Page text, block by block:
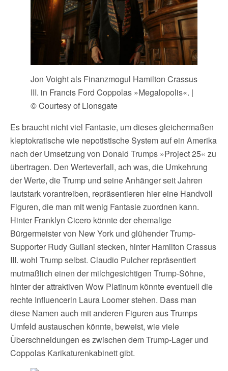
Jon Voight als Finanzmogul Hamilton Crassus
III. in Francis Ford Coppolas »Megalopolis«. |
© Courtesy of Lionsgate
Es braucht nicht viel Fantasie, um dieses gleichermaßen
kleptokratische wie nepotistische System auf ein Amerika
nach der Umsetzung von Donald Trumps »Project 25« zu
übertragen. Den Werteverfall, ach was, die Umkehrung
der Werte, die Trump und seine Anhänger seit Jahren
lautstark vorantreiben, repräsentieren hier eine Handvoll
Figuren, die man mit wenig Fantasie zuordnen kann.
Hinter Franklyn Cicero könnte der ehemalige
Bürgermeister von New York und glühender Trump-
Supporter Rudy Guliani stecken, hinter Hamilton Crassus
III. wohl Trump selbst. Claudio Pulcher repräsentiert
mutmaßlich einen der milchgesichtigen Trump-Söhne,
hinter der attraktiven Wow Platinum könnte eventuell die
rechte Influencerin Laura Loomer stehen. Dass man
diese Namen auch mit anderen Figuren aus Trumps
Umfeld austauschen könnte, beweist, wie viele
Überschneidungen es zwischen dem Trump-Lager und
Coppolas Karikaturenkabinett gibt.